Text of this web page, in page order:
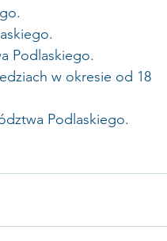
Podlaskiego.
w okresie od 18
Podlaskiego.